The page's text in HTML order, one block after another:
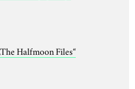
Halfmoon Files“